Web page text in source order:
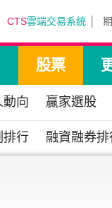
CTS雲端交易系統
股票
動向 贏家選股
排行 融資融券排